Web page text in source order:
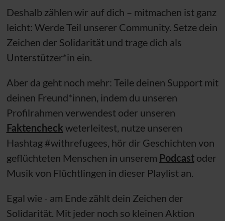
Deshalb zählen wir auf dich – mitmachen ist ganz
leicht: Werde Teil unserer Community. Setze dein
Zeichen der Solidarität und trage dich als
Unterstützer*in ein.
Aber da geht noch mehr: Teile deinen Support mit
deinen Freund*innen, indem du unseren
Profilrahmen verwendest oder unseren
Faktencheck weterleitest, nutze unseren
Hashtag #withrefugees, hör dir Geschichten von
geflüchteten Menschen in unserem Podcastoder
Musik von Flüchtlingen in dieser Playlist an.
Egal wie - am Ende zählt dein Zeichen der
Solidarität. Mit jeder noch so kleinen Aktion